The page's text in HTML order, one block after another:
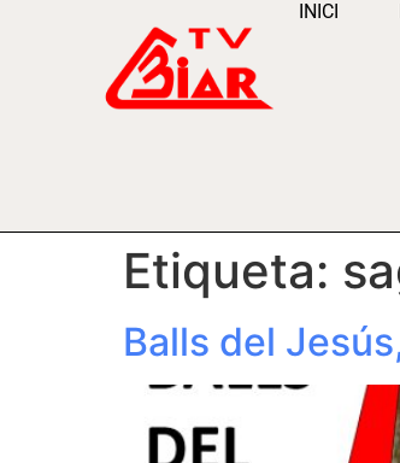
INICI
Etiqueta:
Balls del